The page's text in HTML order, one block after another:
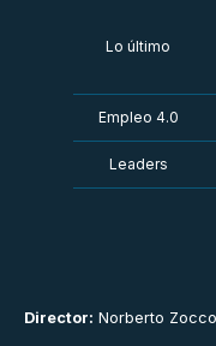
Director: Norberto Zocco
Lo último
Empleo 4.0
Leaders